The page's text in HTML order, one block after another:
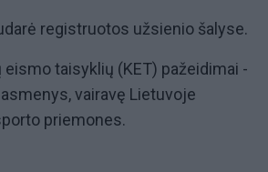
registruotos užsienio šalyse.
eismo taisyklių (KET) pažeidimai -
vairavę Lietuvoje
priemones.